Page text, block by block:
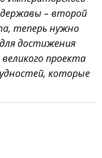
державы – второй
теперь нужно
достижения
проекта
которые